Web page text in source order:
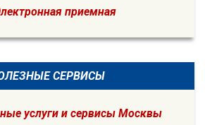
приемная
СЕРВИСЫ
услуги и сервисы Москвы